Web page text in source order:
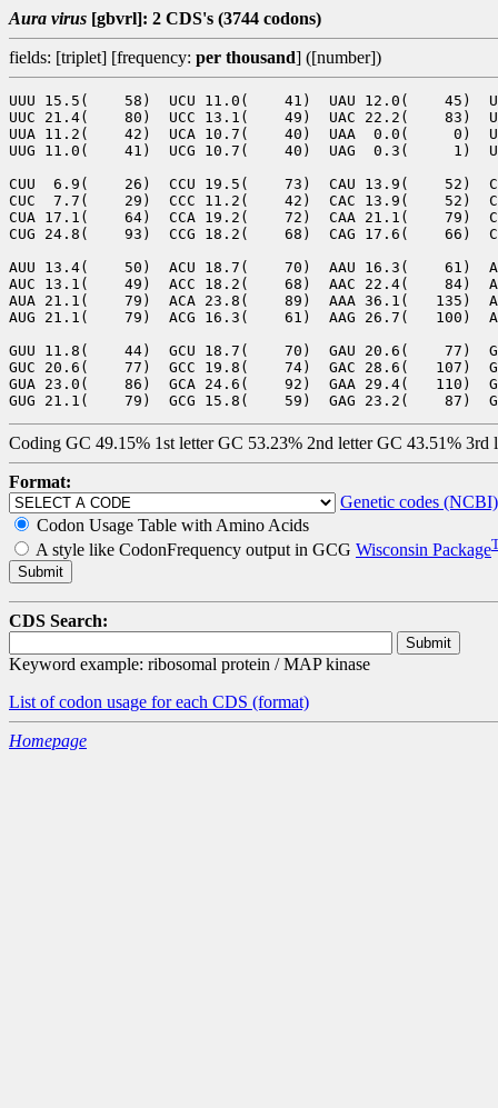
Aura virus [gbvrl]: 2 CDS's (3744 codons)
fields: [triplet] [frequency: per thousand] ([number])
UUU 15.5(    58)  UCU 11.0(    41)  UAU 12.0(    45)
UUC 21.4(    80)  UCC 13.1(    49)  UAC 22.2(    83)
UUA 11.2(    42)  UCA 10.7(    40)  UAA  0.0(     0)
UUG 11.0(    41)  UCG 10.7(    40)  UAG  0.3(     1)
CUU  6.9(    26)  CCU 19.5(    73)  CAU 13.9(    52)
CUC  7.7(    29)  CCC 11.2(    42)  CAC 13.9(    52)
CUA 17.1(    64)  CCA 19.2(    72)  CAA 21.1(    79)
CUG 24.8(    93)  CCG 18.2(    68)  CAG 17.6(    66)
AUU 13.4(    50)  ACU 18.7(    70)  AAU 16.3(    61)
AUC 13.1(    49)  ACC 18.2(    68)  AAC 22.4(    84)
AUA 21.1(    79)  ACA 23.8(    89)  AAA 36.1(   135)
AUG 21.1(    79)  ACG 16.3(    61)  AAG 26.7(   100)
GUU 11.8(    44)  GCU 18.7(    70)  GAU 20.6(    77)
GUC 20.6(    77)  GCC 19.8(    74)  GAC 28.6(   107)
GUA 23.0(    86)  GCA 24.6(    92)  GAA 29.4(   110)
Coding GC 49.15% 1st letter GC 53.23% 2nd letter GC 43.51% 3rd
Format:
Genetic codes (NCBI)
Codon Usage Table with Amino Acids
A style like CodonFrequency output in GCG Wisconsin Package
CDS Search:
Keyword example: ribosomal protein / MAP kinase
List of codon usage for each CDS (format)
Homepage